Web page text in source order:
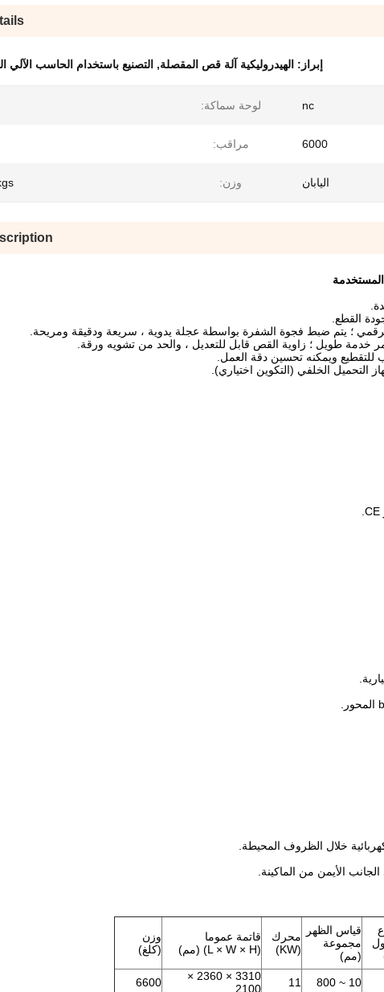
إبراز: الهيدروليكية آلة قص المقصلة, التصنيع باستخدام الحاسب الآلي
nc لوحة سماكة:
6000 مراقب:
اليابان وزن:
القطع.
؛ يتم ضبط فجوة الشفرة بواسطة عجلة يدوية ، سريعة ودقيقة ومريحة.
طويل ؛ زاوية القص قابل للتعديل ، والحد من تشويه ورقة.
للتقطيع ويمكنه تحسين دقة العمل.
التحميل الخلفي (التكوين اختياري).
قياس الظهر
مجموعة
(مم)
محرك
(KW)
قاتمة عموما
(L × W × H) (مم)
وزن
(كلغ)
10 ~ 800
11
3310 × 2360 ×
2100
6600